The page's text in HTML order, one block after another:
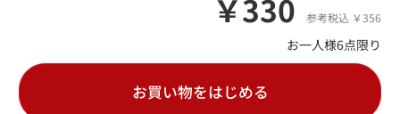
￥330 参考税込 ￥356
お一人様6点限り
お買い物をはじめる